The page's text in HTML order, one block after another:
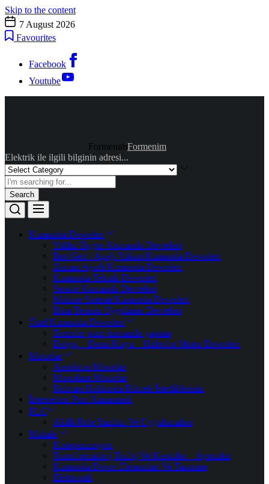
Skip to the content
7 August 2026
Favourites
Facebook
Youtube
FormenimFormenim
Elektrik ile ilgili bilginin adresi...
Search
Kumanda Devreleri
Yıldız Üçgen Kumanda Devreleri
İleri Geri / Aşağı Yukarı Kumanda Devreleri
Zaman Ayarlı Kumanda Devreleri
Kumanda Teknik Devreleri
Sensör Kumanda Devreleri
Makine Sistemi Kumanda Devreleri
Bina Tesisatı Uygulama Devreleri
Özel Kumanda Devreleri
Transfer pano kumanda yapımı
Dalgıç – Derin Kuyu – Hidrofor Motor Devreleri
Motorlar
Asenkron Motorlar
Monofaze Motorlar
Rulman Hakkında Bilmek İstedikleriniz
İnternetten Para Kazanmak
PLC
Akıllı Röle Yazılım Ve Uygulamaları
Makale
Kompanzasyon
Transformatör ( Trafo) Ve Kesiciler – Ayırıcılar
Kumanda Devre Elemanları Ve Tasarımı
Elektronik